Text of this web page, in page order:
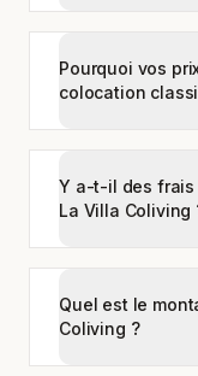
Pourquoi vos
colocation
Y a-t-il des frais
La Villa Coliving
Quel est le
Coliving ?